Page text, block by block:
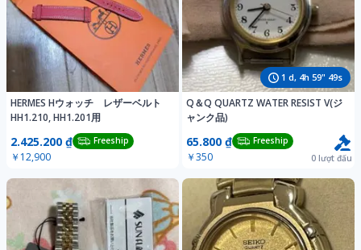
HERMES Hウォッチ レザーベルト
HH1.210, HH1.201用
2.425.200 ₫ Freeship
￥12,900
1 d, 4h 59" 46s
Q＆Q QUARTZ WATER RESIST V(ジ
ャンク品)
65.800 ₫ Freeship
￥350 0 lượt đấu